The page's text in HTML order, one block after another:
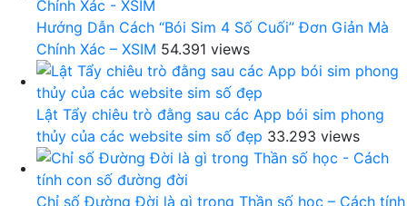
Hướng Dẫn Cách “Bói Sim 4 Số Cuối” Đơn Giản Mà
Chính Xác – XSIM 54.391 views
Lật Tẩy chiêu trò đằng sau các App bói sim phong
thủy của các website sim số đẹp 33.293 views
Chỉ số Đường Đời là gì trong Thần số học – Cách tính